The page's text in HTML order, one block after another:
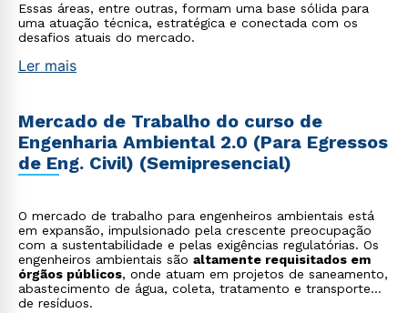
Essas áreas, entre outras, formam uma base sólida para
uma atuação técnica, estratégica e conectada com os
desafios atuais do mercado.
Ler mais
Mercado de Trabalho do curso de
Engenharia Ambiental 2.0 (Para Egressos
de Eng. Civil) (Semipresencial)
O mercado de trabalho para engenheiros ambientais está
em expansão, impulsionado pela crescente preocupação
com a sustentabilidade e pelas exigências regulatórias. Os
engenheiros ambientais são altamente requisitados em
órgãos públicos, onde atuam em projetos de saneamento,
abastecimento de água, coleta, tratamento e transporte
de resíduos.